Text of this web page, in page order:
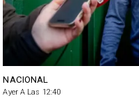
NACIONAL
Ayer A Las 12:40